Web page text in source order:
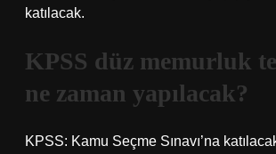
katılacak.
KPSS düz memurluk
ne zaman yapılacak?
KPSS: Kamu Seçme Sınavı’na